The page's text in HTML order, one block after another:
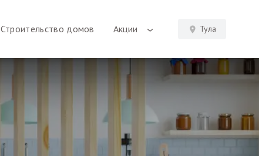
Строительство домов Акции Тула